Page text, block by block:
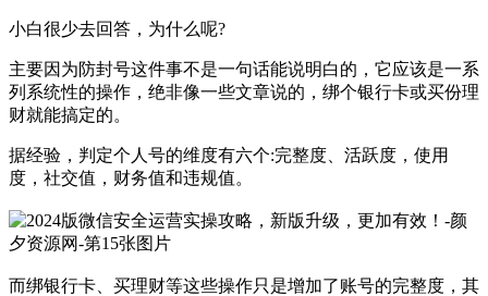
小白很少去回答，为什么呢?
主要因为防封号这件事不是一句话能说明白的，它应该是一系
列系统性的操作，绝非像一些文章说的，绑个银行卡或买份理
财就能搞定的。
据经验，判定个人号的维度有六个:完整度、活跃度，使用
度，社交值，财务值和违规值。
而绑银行卡、买理财等这些操作只是增加了账号的完整度，其